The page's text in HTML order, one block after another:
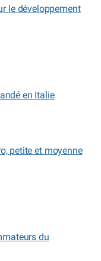
le développement
en Italie
petite et moyenne
du